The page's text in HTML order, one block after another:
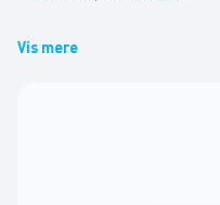
Vis mere